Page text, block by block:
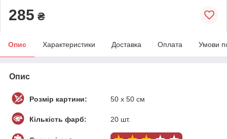
285 ₴
Опис Характеристики Доставка Оплата Умови
Опис
Розмір картини: 50 х 50 см
Кількість фарб: 20 шт.